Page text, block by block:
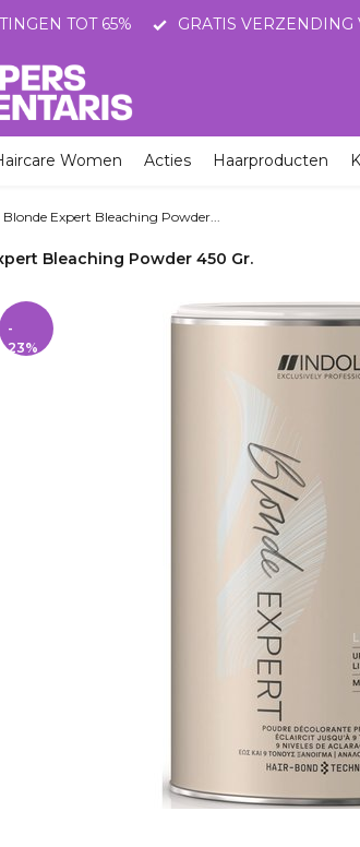
VERZENDING VANAF 75 EURO
Women Acties Haarproducten
Blonde Expert Bleaching Powder...
Bleaching Powder 450 Gr.
-
23%